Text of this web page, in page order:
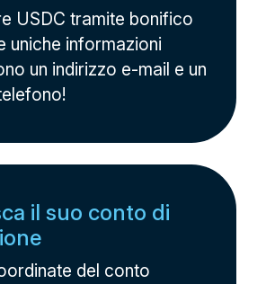
USDC tramite bonifico
uniche informazioni
un indirizzo e-mail e un
il suo conto di
del conto